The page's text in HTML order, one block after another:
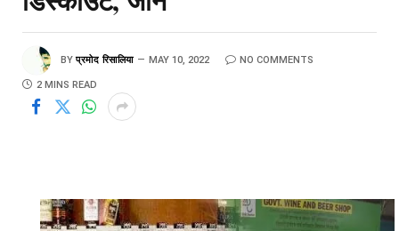
BY प्रमोद रिसालिया MAY 10, 2022 NO COMMENTS
2 MINS READ